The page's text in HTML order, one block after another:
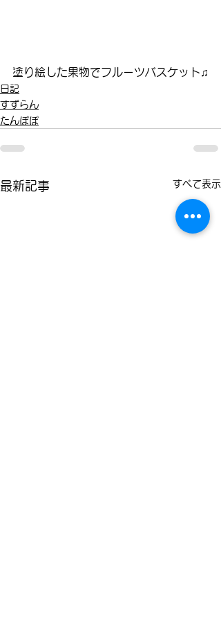
塗り絵した果物でフルーツバスケット♫
日記
すずらん
たんぽぽ
最新記事 すべて表示